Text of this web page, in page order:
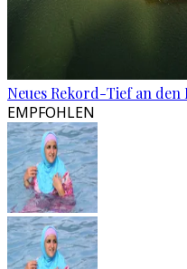
Neues Rekord-Tief an den
EMPFOHLEN